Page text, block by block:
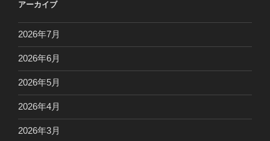
アーカイブ
2026年7月
2026年6月
2026年5月
2026年4月
2026年3月